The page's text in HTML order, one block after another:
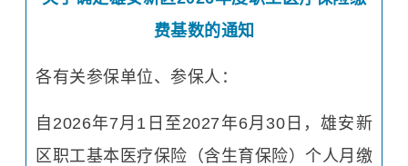
费基数的通知
各有关参保单位、参保人：
自2026年7月1日至2027年6月30日，雄安新
区职工基本医疗保险（含生育保险）个人月缴